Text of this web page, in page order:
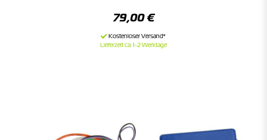
79,00 €
Lieferzeit ca. 1-2 Werktage